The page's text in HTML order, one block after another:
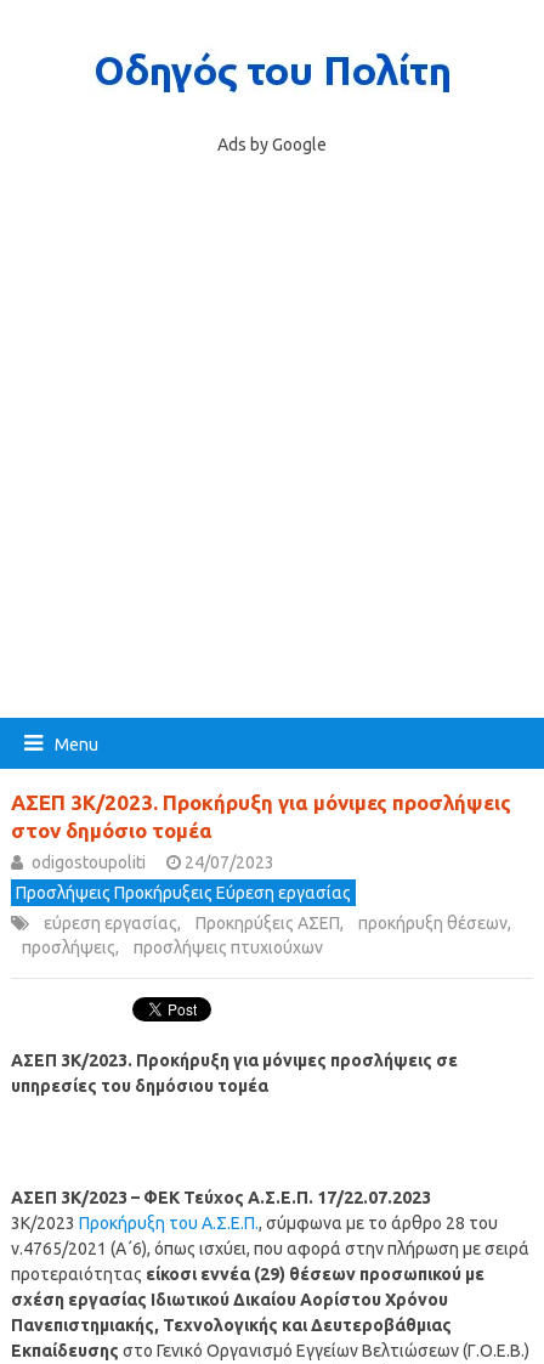
Ads by Google
Menu
ΑΣΕΠ 3Κ/2023. Προκήρυξη για μόνιμες προσλήψεις
στον δημόσιο τομέα
odigostoupoliti
24/07/2023
Προσλήψεις Προκήρυξεις Εύρεση εργασίας
εύρεση εργασίας, Προκηρύξεις ΑΣΕΠ, προκήρυξη θέσεων,
προσλήψεις, προσλήψεις πτυχιούχων
ΑΣΕΠ 3Κ/2023. Προκήρυξη για μόνιμες προσλήψεις σε
υπηρεσίες του δημόσιου τομέα
ΑΣΕΠ 3Κ/2023 – ΦΕΚ Τεύχος Α.Σ.Ε.Π. 17/22.07.2023
3Κ/2023 Προκήρυξη του Α.Σ.Ε.Π., σύμφωνα με το άρθρο 28 του
ν.4765/2021 (Α΄6), όπως ισχύει, που αφορά στην πλήρωση με σειρά
προτεραιότητας είκοσι εννέα (29) θέσεων προσωπικού με
σχέση εργασίας Ιδιωτικού Δικαίου Αορίστου Χρόνου
Πανεπιστημιακής, Τεχνολογικής και Δευτεροβάθμιας
Εκπαίδευσης στο Γενικό Οργανισμό Εγγείων Βελτιώσεων (Γ.Ο.Ε.Β.)